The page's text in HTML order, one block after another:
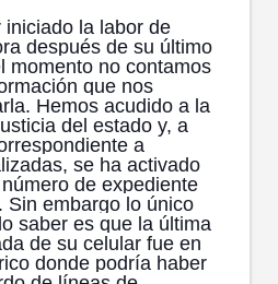
la labor de
después de su último
momento no contamos
que nos
Hemos acudido a la
del estado y, a
a
se ha activado
de expediente
Sin embargo lo único
saber es que la última
de su celular fue en
donde podría haber